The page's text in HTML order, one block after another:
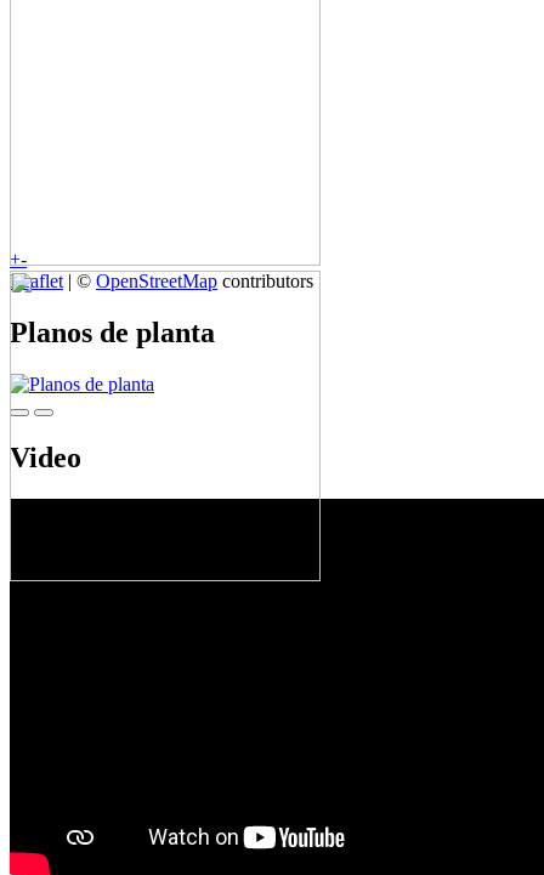
+-
Leaflet | © OpenStreetMap contributors
Planos de planta
Video